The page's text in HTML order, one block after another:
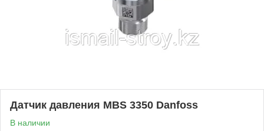
Датчик давления MBS 3350 Danfoss
В наличии